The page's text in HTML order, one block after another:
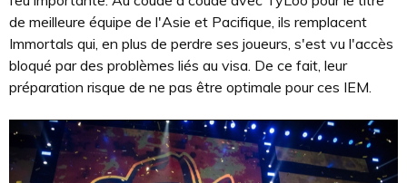
de meilleure équipe de l'Asie et Pacifique, ils remplacent
Immortals qui, en plus de perdre ses joueurs, s'est vu l'accès
bloqué par des problèmes liés au visa. De ce fait, leur
préparation risque de ne pas être optimale pour ces IEM.